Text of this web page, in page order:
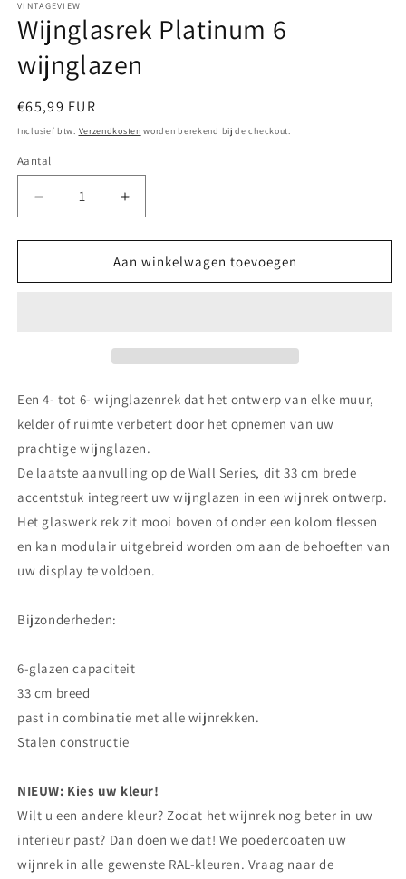
VINTAGEVIEW
Wijnglasrek Platinum 6
wijnglazen
Normale
prijs
€65,99 EUR
Inclusief btw. Verzendkosten worden berekend bij de checkout.
Aantal
Aantal
verlagen
voor
Wijnglasrek
Platinum
Aantal
verhogen
voor
Wijnglasrek
Platinum
Aan winkelwagen toevoegen
Een 4- tot 6- wijnglazenrek dat het ontwerp van elke muur,
kelder of ruimte verbetert door het opnemen van uw
prachtige wijnglazen.
De laatste aanvulling op de Wall Series, dit 33 cm brede
accentstuk integreert uw wijnglazen in een wijnrek ontwerp.
Het glaswerk rek zit mooi boven of onder een kolom flessen
en kan modulair uitgebreid worden om aan de behoeften van
uw display te voldoen.
Bijzonderheden:
6-glazen capaciteit
33 cm breed
past in combinatie met alle wijnrekken.
Stalen constructie
NIEUW: Kies uw kleur!
Wilt u een andere kleur? Zodat het wijnrek nog beter in uw
interieur past? Dan doen we dat! We poedercoaten uw
wijnrek in alle gewenste RAL-kleuren. Vraag naar de